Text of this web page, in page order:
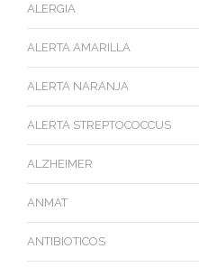
ALERGIA
ALERTA AMARILLA
ALERTA NARANJA
ALERTA STREPTOCOCCUS
ALZHEIMER
ANMAT
ANTIBIOTICOS